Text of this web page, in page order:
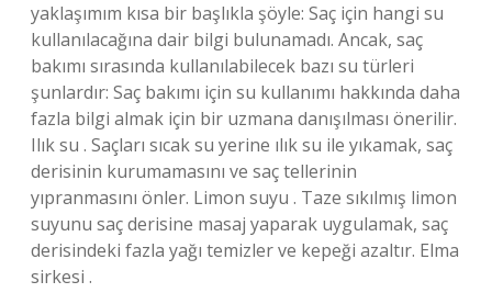
yaklaşımım kısa bir başlıkla şöyle: Saç için hangi su
kullanılacağına dair bilgi bulunamadı. Ancak, saç
bakımı sırasında kullanılabilecek bazı su türleri
şunlardır: Saç bakımı için su kullanımı hakkında daha
fazla bilgi almak için bir uzmana danışılması önerilir.
Ilık su . Saçları sıcak su yerine ılık su ile yıkamak, saç
derisinin kurumamasını ve saç tellerinin
yıpranmasını önler. Limon suyu . Taze sıkılmış limon
suyunu saç derisine masaj yaparak uygulamak, saç
derisindeki fazla yağı temizler ve kepeği azaltır. Elma
sirkesi .